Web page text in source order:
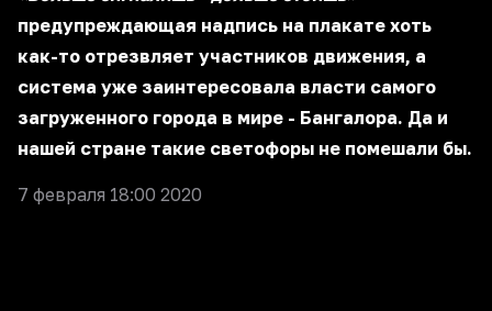
предупреждающая надпись на плакате хоть
как-то отрезвляет участников движения, а
система уже заинтересовала власти самого
загруженного города в мире - Бангалора. Да и
нашей стране такие светофоры не помешали бы.
7 февраля 18:00 2020